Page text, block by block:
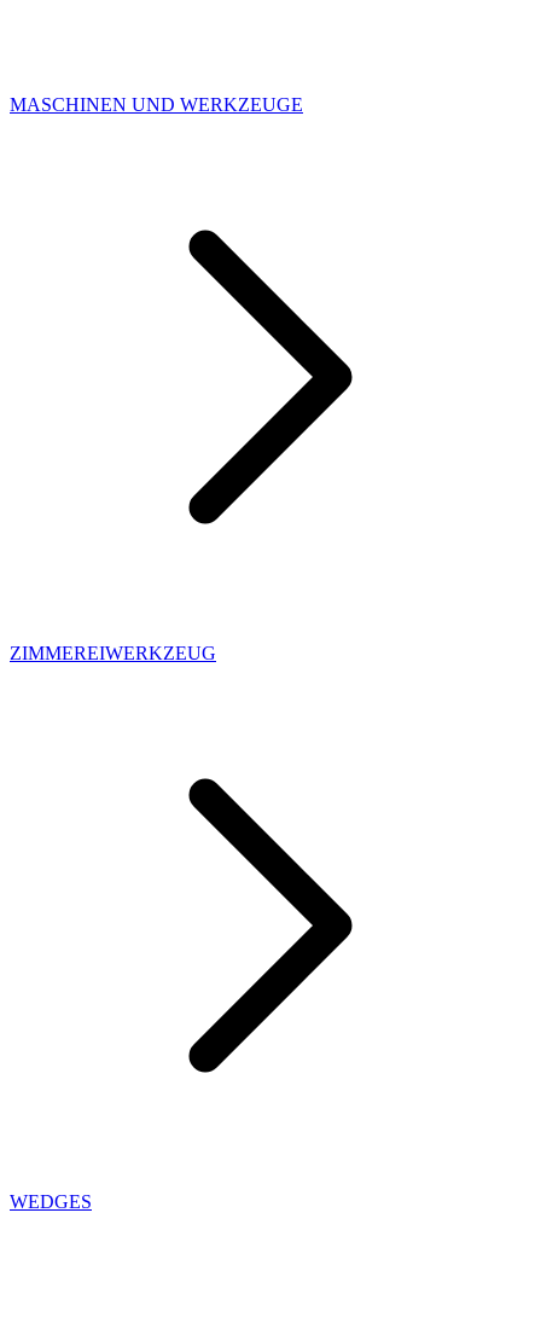
MASCHINEN UND WERKZEUGE
ZIMMEREIWERKZEUG
WEDGES